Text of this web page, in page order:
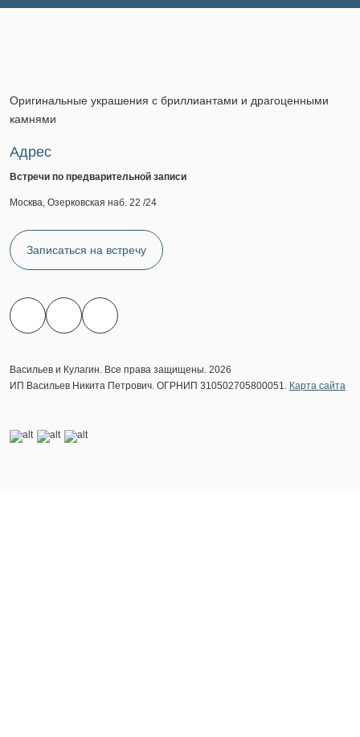
Оригинальные украшения с бриллиантами и драгоценными
камнями
Адрес
Встречи по предварительной записи
Москва, Озерковская наб. 22 /24
Записаться на встречу
Васильев и Кулагин. Все права защищены. 2026
ИП Васильев Никита Петрович. ОГРНИП 310502705800051. Карта сайта